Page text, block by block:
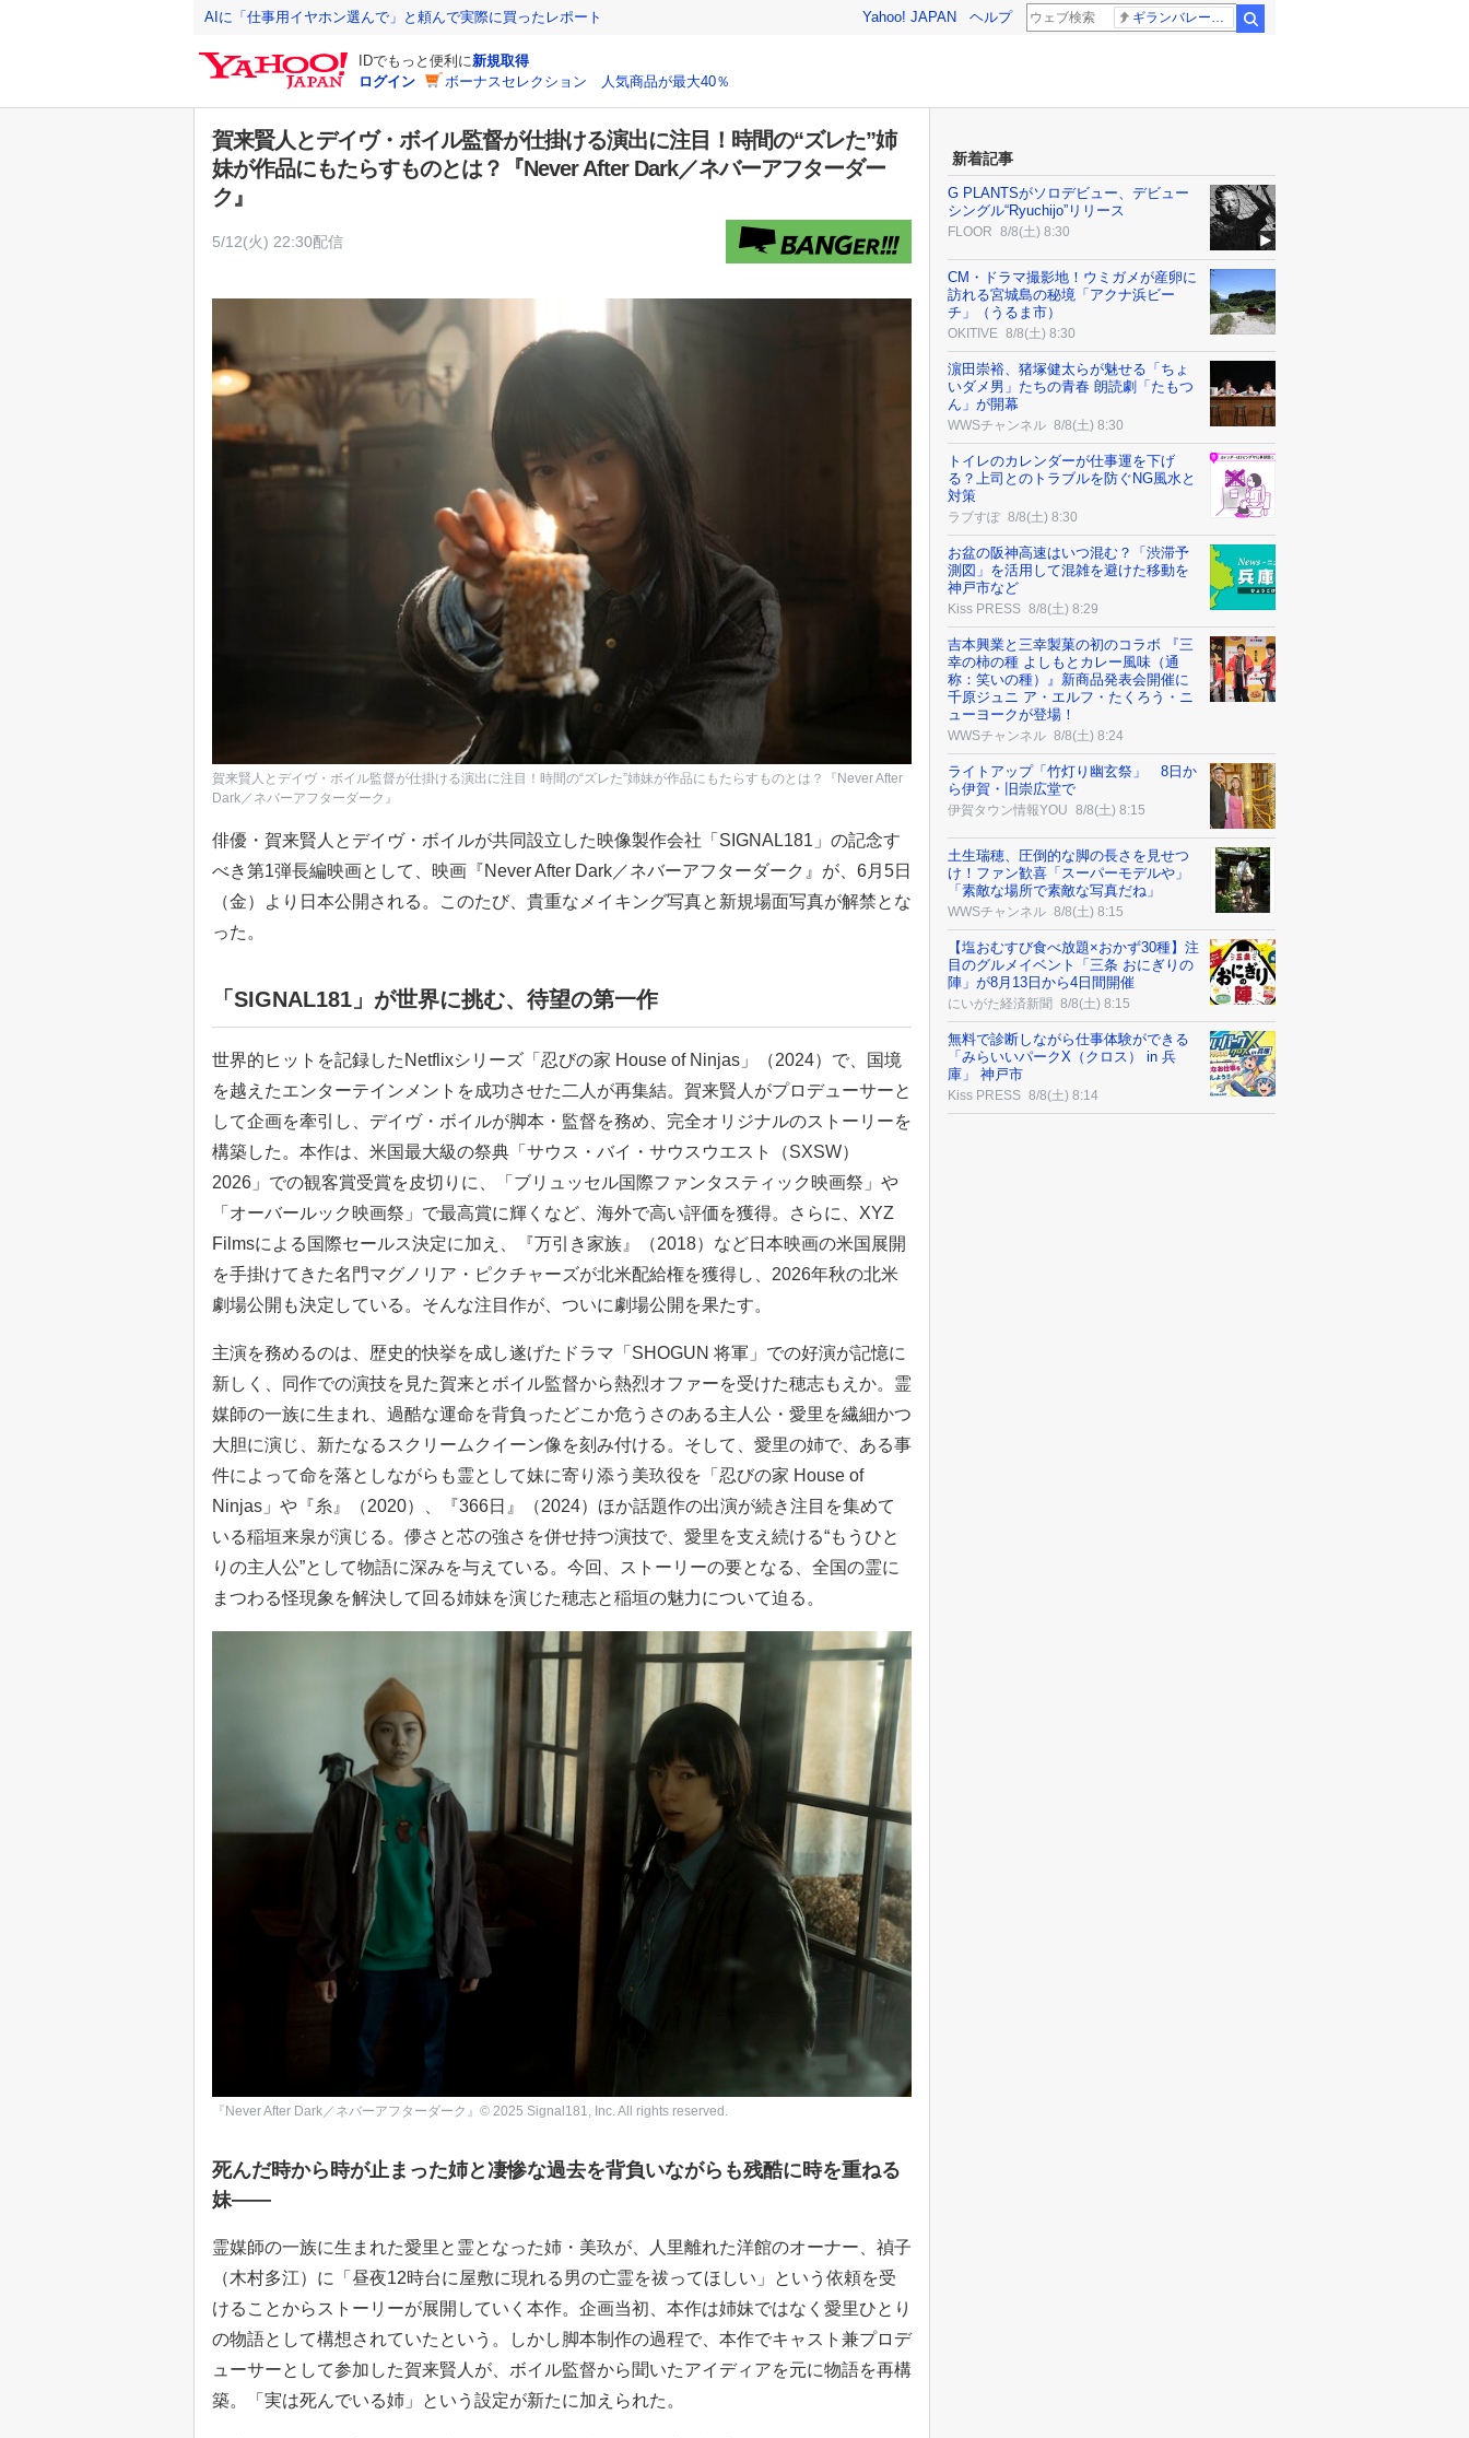
AIに「仕事用イヤホン選んで」と頼んで実際に買ったレポート Yahoo! JAPAN ヘルプ ギランバレー症候群
IDでもっと便利に新規取得
ログイン
ボーナスセレクション 人気商品が最大40％
賀来賢人とデイヴ・ボイル監督が仕掛ける演出に注目！時間の“ズレた”姉
妹が作品にもたらすものとは？『Never After Dark／ネバーアフターダー
ク』
5/12(火) 22:30配信
賀来賢人とデイヴ・ボイル監督が仕掛ける演出に注目！時間の“ズレた”姉妹が作品にもたらすものとは？『Never After
Dark／ネバーアフターダーク』
俳優・賀来賢人とデイヴ・ボイルが共同設立した映像製作会社「SIGNAL181」の記念す
べき第1弾長編映画として、映画『Never After Dark／ネバーアフターダーク』が、6月5日
（金）より日本公開される。このたび、貴重なメイキング写真と新規場面写真が解禁とな
った。
「SIGNAL181」が世界に挑む、待望の第一作
世界的ヒットを記録したNetflixシリーズ「忍びの家 House of Ninjas」（2024）で、国境
を越えたエンターテインメントを成功させた二人が再集結。賀来賢人がプロデューサーと
して企画を牽引し、デイヴ・ボイルが脚本・監督を務め、完全オリジナルのストーリーを
構築した。本作は、米国最大級の祭典「サウス・バイ・サウスウエスト（SXSW）
2026」での観客賞受賞を皮切りに、「ブリュッセル国際ファンタスティック映画祭」や
「オーバールック映画祭」で最高賞に輝くなど、海外で高い評価を獲得。さらに、XYZ
Filmsによる国際セールス決定に加え、『万引き家族』（2018）など日本映画の米国展開
を手掛けてきた名門マグノリア・ピクチャーズが北米配給権を獲得し、2026年秋の北米
劇場公開も決定している。そんな注目作が、ついに劇場公開を果たす。
主演を務めるのは、歴史的快挙を成し遂げたドラマ「SHOGUN 将軍」での好演が記憶に
新しく、同作での演技を見た賀来とボイル監督から熱烈オファーを受けた穂志もえか。霊
媒師の一族に生まれ、過酷な運命を背負ったどこか危うさのある主人公・愛里を繊細かつ
大胆に演じ、新たなるスクリームクイーン像を刻み付ける。そして、愛里の姉で、ある事
件によって命を落としながらも霊として妹に寄り添う美玖役を「忍びの家 House of
Ninjas」や『糸』（2020）、『366日』（2024）ほか話題作の出演が続き注目を集めて
いる稲垣来泉が演じる。儚さと芯の強さを併せ持つ演技で、愛里を支え続ける“もうひと
りの主人公”として物語に深みを与えている。今回、ストーリーの要となる、全国の霊に
まつわる怪現象を解決して回る姉妹を演じた穂志と稲垣の魅力について迫る。
『Never After Dark／ネバーアフターダーク』© 2025 Signal181, Inc. All rights reserved.
死んだ時から時が止まった姉と凄惨な過去を背負いながらも残酷に時を重ねる
妹——
霊媒師の一族に生まれた愛里と霊となった姉・美玖が、人里離れた洋館のオーナー、禎子
（木村多江）に「昼夜12時台に屋敷に現れる男の亡霊を祓ってほしい」という依頼を受
けることからストーリーが展開していく本作。企画当初、本作は姉妹ではなく愛里ひとり
の物語として構想されていたという。しかし脚本制作の過程で、本作でキャスト兼プロデ
ューサーとして参加した賀来賢人が、ボイル監督から聞いたアイディアを元に物語を再構
築。「実は死んでいる姉」という設定が新たに加えられた。
新着記事
G PLANTSがソロデビュー、デビュー
シングル“Ryuchijo”リリース
FLOOR 8/8(土) 8:30
CM・ドラマ撮影地！ウミガメが産卵に
訪れる宮城島の秘境「アクナ浜ビー
チ」（うるま市）
OKITIVE 8/8(土) 8:30
濵田崇裕、猪塚健太らが魅せる「ちょ
いダメ男」たちの青春 朗読劇「たもつ
ん」が開幕
WWSチャンネル 8/8(土) 8:30
トイレのカレンダーが仕事運を下げ
る？上司とのトラブルを防ぐNG風水と
対策
ラブすぽ 8/8(土) 8:30
お盆の阪神高速はいつ混む？「渋滞予
測図」を活用して混雑を避けた移動を
神戸市など
Kiss PRESS 8/8(土) 8:29
吉本興業と三幸製菓の初のコラボ 『三
幸の柿の種 よしもとカレー風味（通
称：笑いの種）』新商品発表会開催に
千原ジュニ ア・エルフ・たくろう・ニ
ューヨークが登場！
WWSチャンネル 8/8(土) 8:24
ライトアップ「竹灯り幽玄祭」 8日か
ら伊賀・旧崇広堂で
伊賀タウン情報YOU 8/8(土) 8:15
土生瑞穂、圧倒的な脚の長さを見せつ
け！ファン歓喜「スーパーモデルや」
「素敵な場所で素敵な写真だね」
WWSチャンネル 8/8(土) 8:15
【塩おむすび食べ放題×おかず30種】注
目のグルメイベント「三条 おにぎりの
陣」が8月13日から4日間開催
にいがた経済新聞 8/8(土) 8:15
無料で診断しながら仕事体験ができる
「みらいいパークX（クロス） in 兵
庫」 神戸市
Kiss PRESS 8/8(土) 8:14